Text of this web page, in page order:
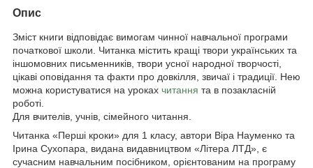
Опис
Зміст книги відповідає вимогам чинної навчальної програми
початкової школи. Читанка містить кращі твори українських та
іншомовних письменників, твори усної народної творчості,
цікаві оповідання та факти про довкілля, звичаї і традиції. Нею
можна користуватися на уроках читання та в позакласній
роботі.
Для вчителів, учнів, сімейного читання.
Читанка «Перші кроки» для 1 класу, автори Віра Науменко та
Ірина Сухопара, видана видавництвом «Літера ЛТД», є
сучасним навчальним посібником, орієнтованим на програму